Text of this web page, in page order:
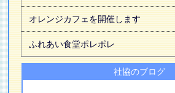
オレンジカフェを開催します
ふれあい食堂ポレポレ
社協のブログ